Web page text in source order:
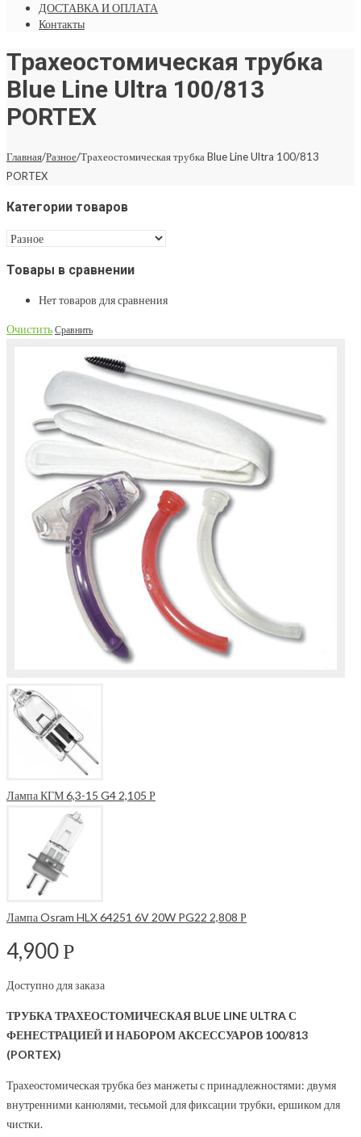
ДОСТАВКА И ОПЛАТА
Контакты
Трахеостомическая трубка
Blue Line Ultra 100/813
PORTEX
Главная/Разное/Трахеостомическая трубка Blue Line Ultra 100/813
PORTEX
Категории товаров
Товары в сравнении
Нет товаров для сравнения
Очистить Сравнить
Лампа КГМ 6,3-15 G4 2,105 Р
Лампа Osram HLX 64251 6V 20W PG22 2,808 Р
4,900Р
Доступно для заказа
ТРУБКА ТРАХЕОСТОМИЧЕСКАЯ BLUE LINE ULTRA С
ФЕНЕСТРАЦИЕЙ И НАБОРОМ АКСЕССУАРОВ 100/813
(PORTEX)
Трахеостомическая трубка без манжеты с принадлежностями: двумя
внутренними канюлями, тесьмой для фиксации трубки, ершиком для
чистки.